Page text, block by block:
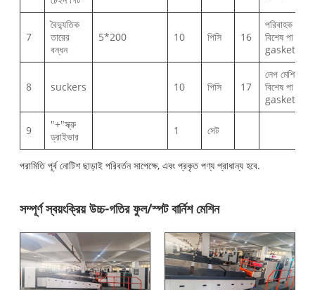
7
বৈদ্যুতিক
তারের
বন্ধন
5*200 10 পিসি 16
পরিবাহক তাক
বিশেষ পা
gasket
8 suckers 10 পিসি 17
লেপ মেশিন
বিশেষ পা
gasket
9
"+"স্ক্রু
ড্রাইভার
1 সেট
পরামিতি পূর্ব নোটিশ ছাড়াই পরিবর্তন সাপেক্ষে, এবং প্রকৃত পণ্য প্রাধান্য হবে.
সম্পূর্ণ স্বয়ংক্রিয় উচ্চ-গতির ফুল/স্পট বার্নিশ মেশিন